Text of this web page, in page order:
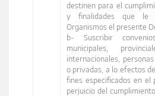
destinen para el
y finalidades que le
Organismos el presente
b- Suscribir
municipales,
internacionales,
o privadas, a lo efectos
fines especificados en el
perjuicio del